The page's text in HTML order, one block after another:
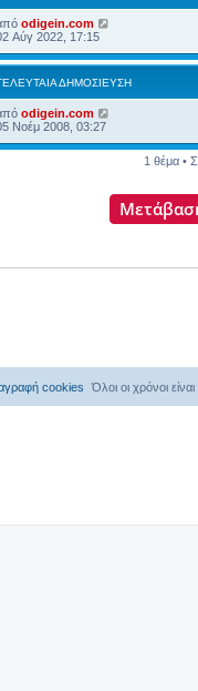
odigein.com
Αύγ 2022, 17:15
ΔΗΜΟΣΊΕΥΣΗ
odigein.com
Νοέμ 2008, 03:27
1 θέμα •
Όλοι οι χρόνοι είναι
cookies